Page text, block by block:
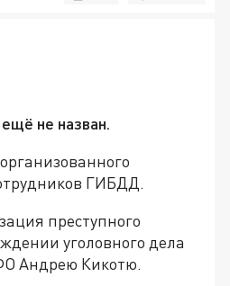
не назван.
ГИБДД.
преступного
уголовного дела
Андрею Кикотю.